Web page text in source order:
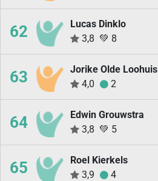
62
Lucas Dinklo
3,8 💚 8
63
Jorike Olde Loohuis
4,0
2
64
Edwin Grouwstra
3,8 💚 5
65
Roel Kierkels
3,9
4